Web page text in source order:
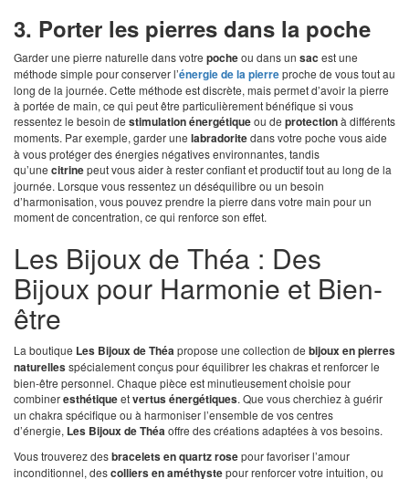
3. Porter les pierres dans la poche
Garder une pierre naturelle dans votre pocheou dans un sac est une
méthode simple pour conserver l’énergie de la pierreproche de vous tout au
long de la journée. Cette méthode est discrète, mais permet d’avoir la pierre
à portée de main, ce qui peut être particulièrement bénéfique si vous
ressentez le besoin de stimulation énergétiqueou de protectionà différents
moments. Par exemple, garder une labradoritedans votre poche vous aide
à vous protéger des énergies négatives environnantes, tandis
qu’une citrinepeut vous aider à rester confiant et productif tout au long de la
journée. Lorsque vous ressentez un déséquilibre ou un besoin
d’harmonisation, vous pouvez prendre la pierre dans votre main pour un
moment de concentration, ce qui renforce son effet.
Les Bijoux de Théa : Des
Bijoux pour Harmonie et Bien-
être
La boutique Les Bijoux de Théapropose une collection de bijoux en pierres
naturellesspécialement conçus pour équilibrer les chakras et renforcer le
bien-être personnel. Chaque pièce est minutieusement choisie pour
combineresthétiqueetvertus énergétiques. Que vous cherchiez à guérir
un chakra spécifique ou à harmoniser l’ensemble de vos centres
d’énergie, Les Bijoux de Théaoffre des créations adaptées à vos besoins.
Vous trouverez desbracelets en quartz rosepour favoriser l’amour
inconditionnel, descolliers en améthystepour renforcer votre intuition, ou